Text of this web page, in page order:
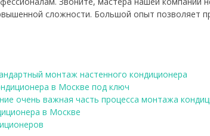
сложности. Большой опыт позволяет
монтаж настенного кондиционера
в Москве под ключ
очень важная часть процесса монтажа
в Москве